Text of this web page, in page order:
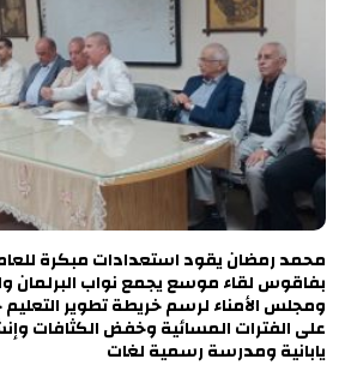
محمد رمضان يقود استعدادات مبكرة
بفاقوس لقاء موسع يجمع نواب البرلمان
ومجلس الأمناء لرسم خريطة تطوير
على الفترات المسائية وخفض الكثافات
يابانية ومدرسة رسمية لغات